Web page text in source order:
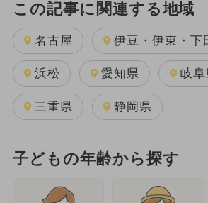
この記事に関連する地域
名古屋 伊豆・伊東・下
浜松 愛知県 岐阜
三重県 静岡県
子どもの年齢から探す